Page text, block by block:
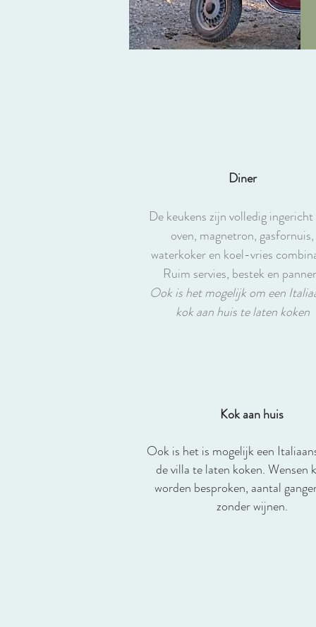
Diner
De keukens zijn volledig
oven, magnetron, gasfornuis,
waterkoker en koel-vries
Ruim servies, bestek en
Ook is het mogelijk om een
kok aan huis te laten koken
Kok aan huis
Ook is het is mogelijk een
de villa te laten koken. Wensen
worden besproken, aantal
zonder wijnen.